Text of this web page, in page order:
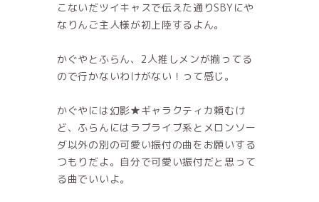
こないだツイキャスで伝えた通りSBYにや
なりんご主人様が初上陸するよん。
かぐやとふらん、2人推しメンが揃ってる
ので行かないわけがない！って感じ。
かぐやには幻影★ギャラクティカ頼むけ
ど、ふらんにはラブライブ系とメロンソー
ダ以外の別の可愛い振付の曲をお願いする
つもりだよ。自分で可愛い振付だと思って
る曲でいいよ。